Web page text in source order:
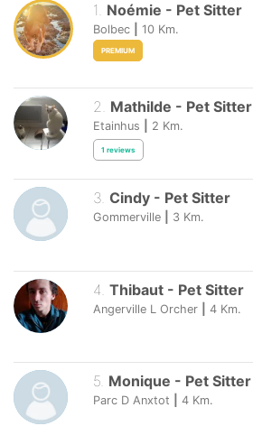
1. Noémie - Pet Sitter
Bolbec 10 Km.
PREMIUM
2. Mathilde - Pet Sitter
Etainhus 2 Km.
1 reviews
3. Cindy - Pet Sitter
Gommerville 3 Km.
4 Thibaut - Pet Sitter
Angerville L Orcher 4 Km.
5 Monique - Pet Sitter
Parc D Anxtot 4 Km.